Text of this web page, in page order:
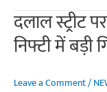
की
बल्ले-
बल्ले,
Shareholders
दलाल स्ट्रीट
निफ्टी में बड़ी
Leave a Comment/